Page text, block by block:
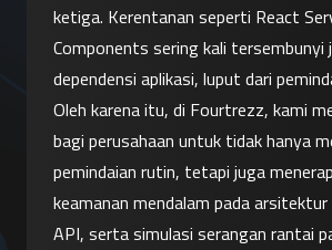
ketiga. Kerentanan seperti React
Components sering kali tersembunyi
dependensi aplikasi, luput dari
Oleh karena itu, di Fourtrezz, kami
bagi perusahaan untuk tidak hanya
pemindaian rutin, tetapi juga
keamanan mendalam pada arsitektur
API, serta simulasi serangan rantai